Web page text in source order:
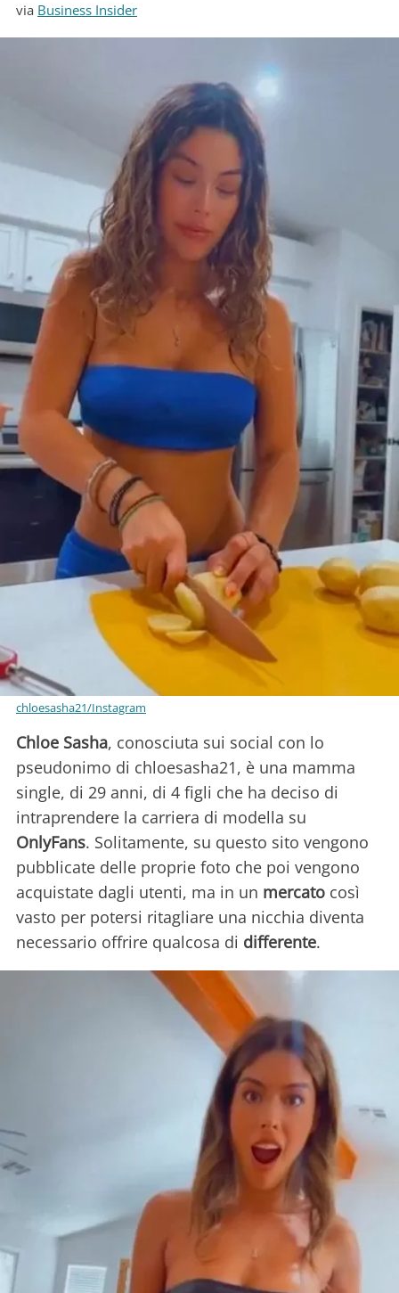
via Business Insider
chloesasha21/Instagram
Chloe Sasha, conosciuta sui social con lo
pseudonimo di chloesasha21, è una mamma
single, di 29 anni, di 4 figli che ha deciso di
intraprendere la carriera di modella su
OnlyFans. Solitamente, su questo sito vengono
pubblicate delle proprie foto che poi vengono
acquistate dagli utenti, ma in un mercato così
vasto per potersi ritagliare una nicchia diventa
necessario offrire qualcosa di differente.